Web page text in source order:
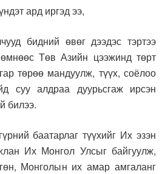
ард иргэд ээ,
бидний өвөг дээдэс тэртээ
Төв Азийн цээжинд төрт
төрөө мандуулж, түүх, соёлоо
суу алдраа дуурьсгаж ирсэн
билээ.
баатарлаг түүхийг Их эзэн
Их Монгол Улсыг байгуулж,
Монголын их амар амгаланг